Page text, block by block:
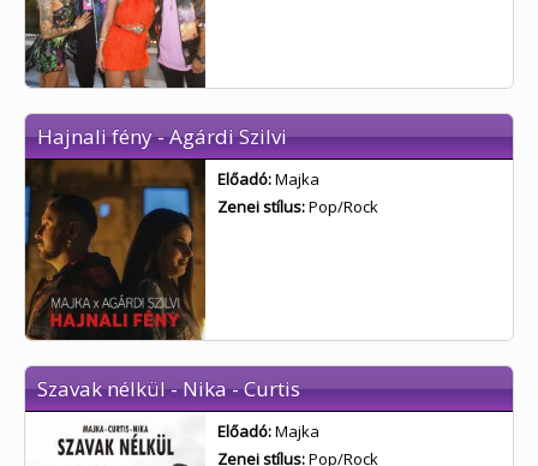
Hajnali fény - Agárdi Szilvi
Előadó:Majka
Zenei stílus:Pop/Rock
Szavak nélkül - Nika - Curtis
Előadó:Majka
Zenei stílus:Pop/Rock